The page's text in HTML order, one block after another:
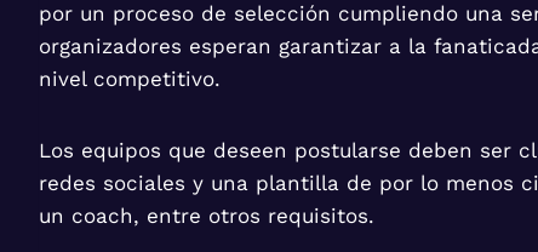
por un proceso de selección cumpliendo una
organizadores esperan garantizar a la
nivel competitivo.
Los equipos que deseen postularse deben ser
redes sociales y una plantilla de por lo menos
un coach, entre otros requisitos.